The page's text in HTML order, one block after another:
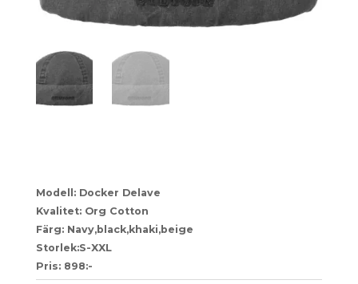
Modell: Docker Delave
Kvalitet: Org Cotton
Färg: Navy,black,khaki,beige
Storlek:S-XXL
Pris: 898:-